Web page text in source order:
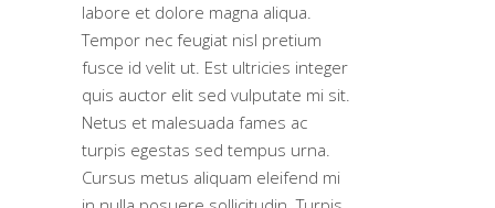
labore et dolore magna aliqua.
Tempor nec feugiat nisl pretium
fusce id velit ut. Est ultricies integer
quis auctor elit sed vulputate mi sit.
Netus et malesuada fames ac
turpis egestas sed tempus urna.
Cursus metus aliquam eleifend mi